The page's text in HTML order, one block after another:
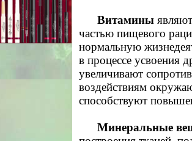
Витамины
частью пищевого
нормальную
в процессе усвоения
увеличивают
воздействиям
способствуют
Минеральные